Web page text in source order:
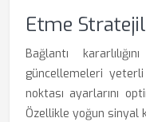
Etme
Bağlantı
güncellemeleri
noktası ayarlarını
Özellikle yoğun sinyal